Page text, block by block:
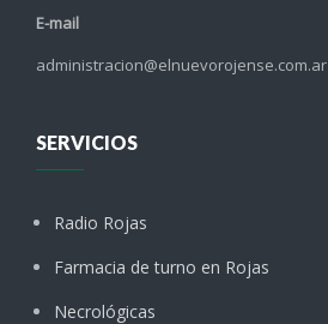
E-mail
administracion@elnuevorojense.com.ar
SERVICIOS
Radio Rojas
Farmacia de turno en Rojas
Necrológicas